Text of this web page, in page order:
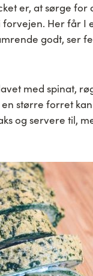
er, at sørge for
forvejen. Her får I
godt, ser
med spinat,
større forret
og servere til,